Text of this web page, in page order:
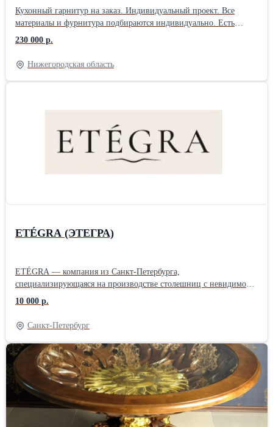
Кухонный гарнитур на заказ. Индивидуальный проект. Все
материалы и фурнитура подбираются индивидуально. Есть
система бонусов.Обязательно позвоните или напишите.
230 000 р.
Нижегородская область
ETÉGRA (ЭТЕГРА)
ETÉGRA — компания из Санкт-Петербурга,
специализирующаяся на производстве столешниц с невидимой
индукционной плитой и других изделий из керамогранита для
интерьеров и архитектуры. Бренд сочетает современные
технологии, собственное производство и внимательный подход
к проектированию, создавая решения для жилых и коммерческих
пространств. Основные направления ETÉGRA: — столешницы с
интегрированной невидимой индукцией; — кухонные
столешницы, острова и барные зоны; — мойки, раковины и
изделия для ванных комнат; — фасады и декоративные элементы
из керамогранита; — индивидуальные решения для частных и
коммерческих интерьеров. В работе используются керамические
поверхности ведущих производителей, включая Laminam, что
10 000 р.
Санкт-Петербург